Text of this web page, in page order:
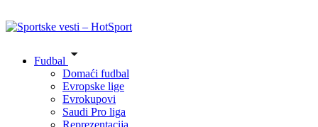
Fudbal
Domaći fudbal
Evropske lige
Evrokupovi
Saudi Pro liga
Reprezentacija